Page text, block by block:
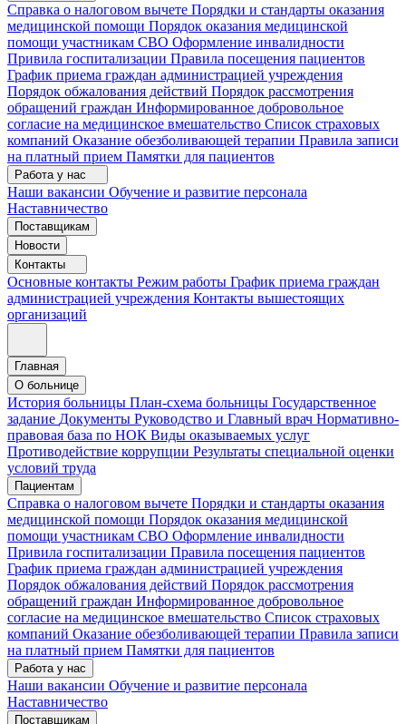
Справка о налоговом вычете Порядки и стандарты оказания
медицинской помощи Порядок оказания медицинской
помощи участникам СВО Оформление инвалидности
Привила госпитализации Правила посещения пациентов
График приема граждан администрацией учреждения
Порядок обжалования действий Порядок рассмотрения
обращений граждан Информированное добровольное
согласие на медицинское вмешательство Список страховых
компаний Оказание обезболивающей терапии Правила записи
на платный прием Памятки для пациентов
Работа у нас
Наши вакансии Обучение и развитие персонала
Наставничество
Поставщикам
Новости
Контакты
Основные контакты Режим работы График приема граждан
администрацией учреждения Контакты вышестоящих
организаций
Главная
О больнице
История больницы План-схема больницы Государственное
задание Документы Руководство и Главный врач Нормативно-
правовая база по НОК Виды оказываемых услуг
Противодействие коррупции Результаты специальной оценки
условий труда
Пациентам
Справка о налоговом вычете Порядки и стандарты оказания
медицинской помощи Порядок оказания медицинской
помощи участникам СВО Оформление инвалидности
Привила госпитализации Правила посещения пациентов
График приема граждан администрацией учреждения
Порядок обжалования действий Порядок рассмотрения
обращений граждан Информированное добровольное
согласие на медицинское вмешательство Список страховых
компаний Оказание обезболивающей терапии Правила записи
на платный прием Памятки для пациентов
Работа у нас
Наши вакансии Обучение и развитие персонала
Наставничество
Поставщикам